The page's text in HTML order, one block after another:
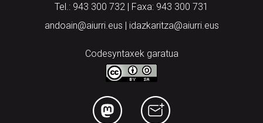
Tel.: 943 300 732 | Faxa: 943 300 731
andoain@aiurri.eus | idazkaritza@aiurri.eus
Codesyntaxek garatua